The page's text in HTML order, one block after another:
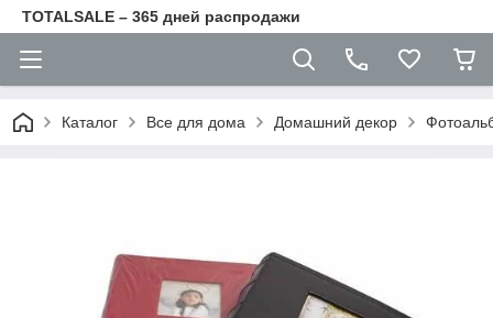
TOTALSALE – 365 дней распродажи
Каталог Все для дома Домашний декор